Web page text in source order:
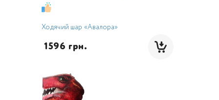
Ходячий шар «Авалора»
1596 грн.